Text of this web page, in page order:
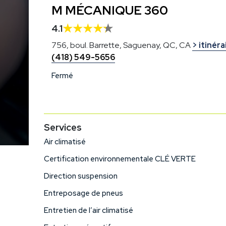
M MÉCANIQUE 360
4.1
756, boul. Barrette, Saguenay, QC, CA >
(418) 549-5656
Fermé
Services
Air climatisé
Certification environnementale CLÉ VERTE
Direction suspension
Entreposage de pneus
Entretien de l’air climatisé